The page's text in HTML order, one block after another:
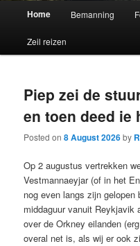
Home Bemanning
Zeil reizen
Piep zei de
en toen deed ie
Posted on8 August 2026by
Op 2 augustus vertrekken
Vestmannaeyjar (of in het
nog even langs zijn
middaguur vanuit Reykjavik
over de Orkney eilanden
overal net is, als wij er ook